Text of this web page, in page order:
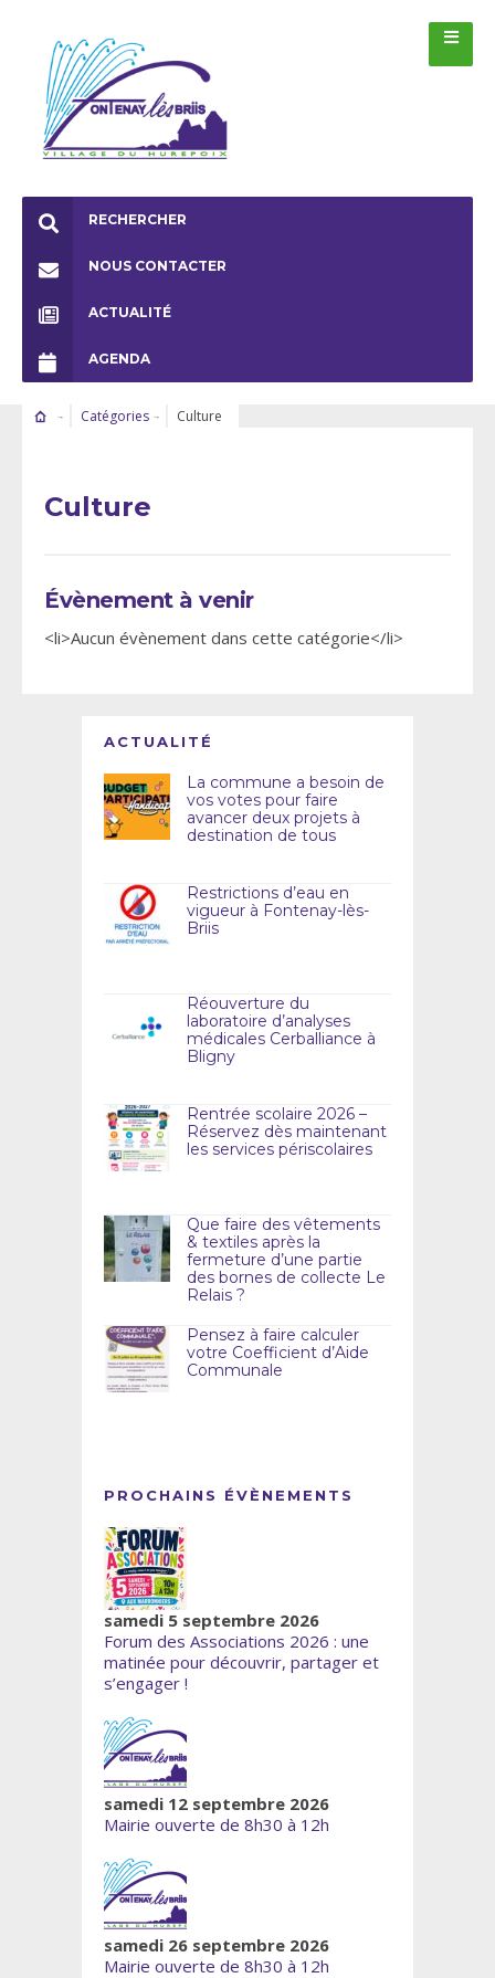
RECHERCHER
NOUS CONTACTER
ACTUALITÉ
AGENDA
Catégories Culture
Culture
Évènement à venir
<li>Aucun évènement dans cette catégorie</li>
ACTUALITÉ
La commune a besoin de
vos votes pour faire
avancer deux projets à
destination de tous
Restrictions d’eau en
vigueur à Fontenay-lès-
Briis
Réouverture du
laboratoire d’analyses
médicales Cerballiance à
Bligny
Rentrée scolaire 2026 –
Réservez dès maintenant
les services périscolaires
Que faire des vêtements
& textiles après la
fermeture d’une partie
des bornes de collecte Le
Relais ?
Pensez à faire calculer
votre Coefficient d’Aide
Communale
PROCHAINS ÉVÈNEMENTS
samedi 5 septembre 2026
Forum des Associations 2026 : une
matinée pour découvrir, partager et
s’engager !
samedi 12 septembre 2026
Mairie ouverte de 8h30 à 12h
samedi 26 septembre 2026
Mairie ouverte de 8h30 à 12h